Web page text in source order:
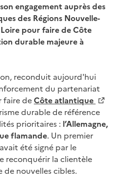
engagement auprès des
des Régions Nouvelle-
pour faire de Côte
durable majeure à
reconduit aujourd'hui
du partenariat
faire deCôte atlantique
durable de référence
prioritaires : l’Allemagne,
flamande. Un premier
été signé par le
reconquérir la clientèle
de nouvelles cibles.